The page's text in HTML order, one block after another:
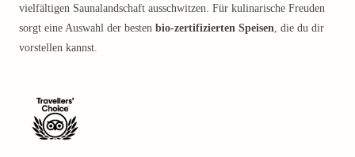
vielfältigen Saunalandschaft ausschwitzen. Für kulinarische Freuden
sorgt eine Auswahl der besten bio-zertifizierten Speisen, die du dir
vorstellen kannst.